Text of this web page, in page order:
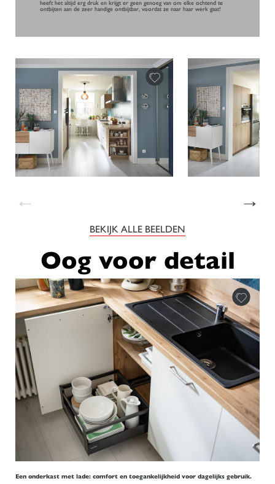
heeft het altijd erg druk en krijgt er geen genoeg van om elke ochtend te
ontbijten aan de zeer handige ontbijtbar, voordat ze naar haar werk gaat!
← →
BEKIJK ALLE BEELDEN
Oog voor detail
Een onderkast met lade: comfort en toegankelijkheid voor dagelijks gebruik.